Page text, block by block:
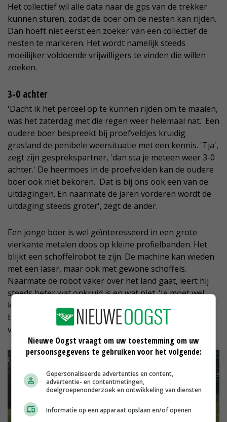
Het collectief wil alle data naar de gps van de trekker
kunnen sturen, zodat de boer om de nesten kan rijden.
Dan hoeft niet eerst een zoeker van een collectief de
nesten te markeren. Het wordt namelijk steeds
moeilijker voldoende vrijwilligers te vinden die willen
zoeken.
3-0 achter
'Dacht ik het perceel op te kunnen rijden om te maaien,
was het zaterdag met die regen weer helemaal nat.' Een
oudere boer bespreekt bij proefveldjes kruidig
grasland de penibele weersituatie met een kennis. 'Tja',
zegt zijn gesprekspartner, 'dan sta je meteen weer 3-0
achter.' De heermoes in de proefvelden kan de oudere
boer ook niet bekoren. 'Dat is bij ons ook een van de
uitdagingen. En naarmate de jaren vorderen wordt de
uitdaging steeds groter', zegt de ander.
Een jonge boer is wel geïnteresseerd in een grote
vierkante metalen doos op kleine profielbanden. Het
blijkt een schoffelrobot te zijn. De machine kan wieden
met een laser, maar ook met gewone schoffels.
Naarmate de robot vaker over het land gaat, leert hij
steeds beter wat onkruid is en wat niet. 'Je moet wel
kunnen programmeren', zegt de boer lichtelijk
bezorgd. 'Nee hoor', is het geruststellende antwoord
van de voorlichter, 'dat doen wij allemaal.'
Nieuwe Oogst vraagt om uw toestemming om uw
persoonsgegevens te gebruiken voor het volgende:
Gepersonaliseerde advertenties en content,
advertentie- en contentmetingen,
doelgroepenonderzoek en ontwikkeling van diensten
Informatie op een apparaat opslaan en/of openen